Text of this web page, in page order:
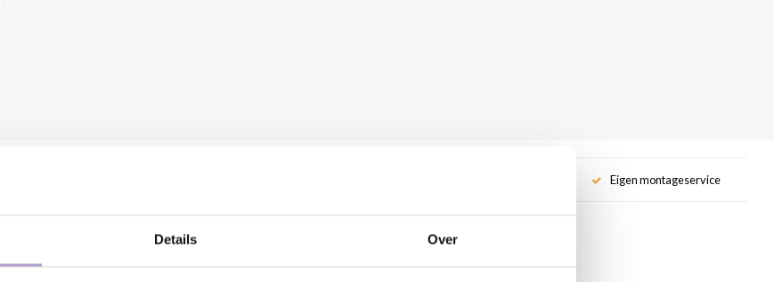
Details Over
Eigen montageservice
Specificaties